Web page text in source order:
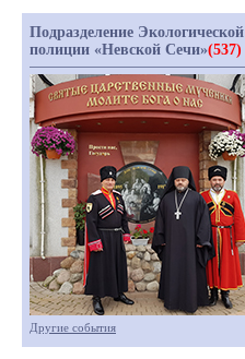
Подразделение Экологической
полиции «Невской Сечи»(537)
Другие события